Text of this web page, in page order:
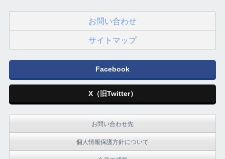
お問い合わせ
サイトマップ
Facebook
X（旧Twitter）
お問い合わせ先
個人情報保護方針について